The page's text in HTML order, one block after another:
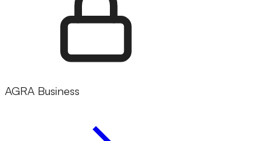
AGRA Business